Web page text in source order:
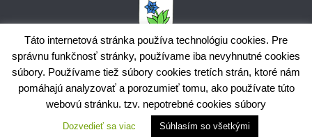
Obecný úrad Bodiná, č. 102, 018 15 Prečín,
+421424398035,www.bodina.eu
IČO: 00 692 522, Prima banka Slovensko, a.s., IBAN: SK25 5600 0000
0029 9178 8001
Ochrana osobných údajov
Využite možnosť získavania aktuálnych informácií s využitím
Táto internetová stránka používa technológiu cookies. Pre
správnu funkčnosť stránky, používame iba nevyhnutné cookies
súbory. Používame tiež súbory cookies tretích strán, ktoré nám
pomáhajú analyzovať a porozumieť tomu, ako používate túto
webovú stránku. tzv. nepotrebné cookies súbory
Dozvedieť sa viac Súhlasím so všetkými